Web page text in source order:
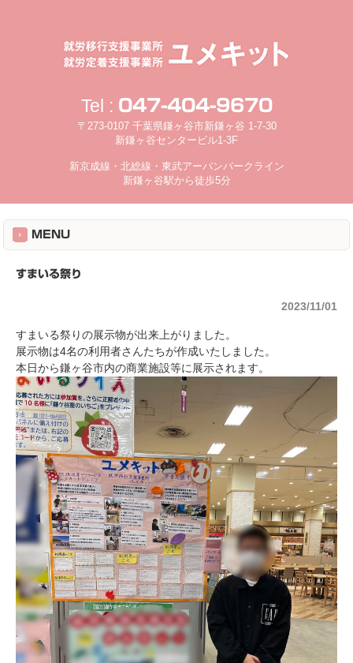
Tel : 047-404-9670
〒273-0107 千葉県鎌ヶ谷市新鎌ヶ谷 1-7-30
新鎌ヶ谷センタービル1-3F
新京成線・北総線・東武アーバンパークライン
新鎌ヶ谷駅から徒歩5分
MENU
すまいる祭り
2023/11/01
すまいる祭りの展示物が出来上がりました。
展示物は4名の利用者さんたちが作成いたしました。
本日から鎌ヶ谷市内の商業施設等に展示されます。